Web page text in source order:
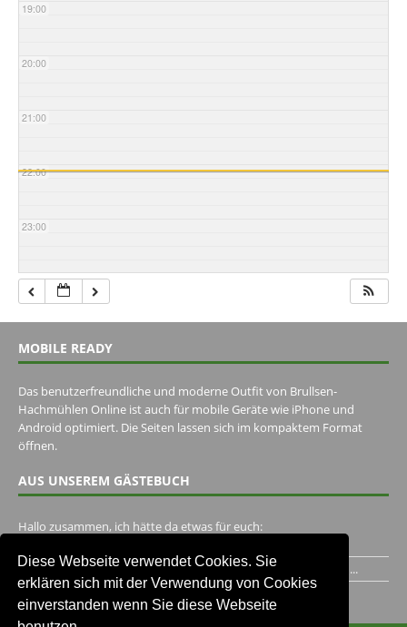
Diese Webseite verwendet Cookies. Sie
erklären sich mit der Verwendung von Cookies
einverstanden wenn Sie diese Webseite
19:00
20:00
21:00
22:00
23:00
MOBILE READY
Das benutzerfreundliche und moderne Outfit von Brullsen-
Hachmühlen Online ist auch für mobile Geräte wie iPhone und
Android optimiert. Die Seiten lassen sich im kompaktem Format
öffnen.
AUS UNSEREM GÄSTEBUCH
Hallo zusammen, ich hätte da etwas für euch:
Ich habe ein Jahr im Gasthaus Hugo Pape verbracht..Habe ihn...
Unser Gästebuch besuchen